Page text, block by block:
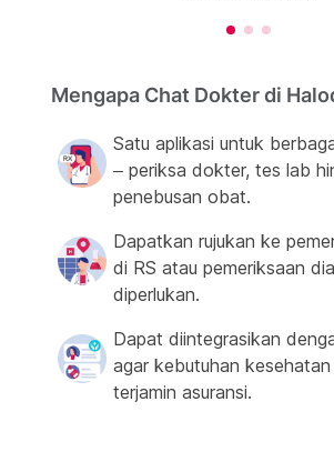
Mengapa Chat Dokter di
Satu aplikasi untuk
– periksa dokter, tes lab
penebusan obat.
Dapatkan rujukan ke
di RS atau pemeriksaan
diperlukan.
Dapat diintegrasikan
agar kebutuhan kesehatan
terjamin asuransi.